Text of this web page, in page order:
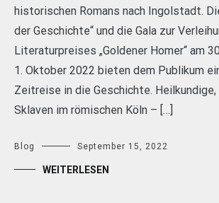
historischen Romans nach Ingolstadt.
der Geschichte“ und die Gala zur
Literaturpreises „Goldener Homer“ am
1. Oktober 2022 bieten dem Publikum
Zeitreise in die Geschichte.
Sklaven im römischen Köln – […]
Blog September 15, 2022
WEITERLESEN